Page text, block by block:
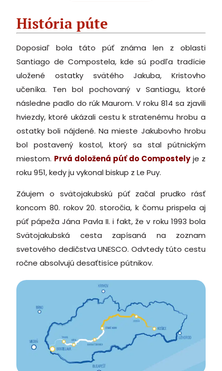
História púte
Doposiaľ bola táto púť známa len z oblasti
Santiago de Compostela, kde sú podľa tradície
uložené ostatky svätého Jakuba, Kristovho
učeníka. Ten bol pochovaný v Santiagu, ktoré
následne padlo do rúk Maurom. V roku 814 sa zjavili
hviezdy, ktoré ukázali cestu k stratenému hrobu a
ostatky boli nájdené. Na mieste Jakubovho hrobu
bol postavený kostol, ktorý sa stal pútnickým
miestom. Prvá doložená púť do Compostelyje z
roku 951, kedy ju vykonal biskup z Le Puy.
Záujem o svätojakubskú púť začal prudko rásť
koncom 80. rokov 20. storočia, k čomu prispela aj
púť pápeža Jána Pavla II. i fakt, že v roku 1993 bola
Svätojakubská cesta zapísaná na zoznam
svetového dedičstva UNESCO. Odvtedy túto cestu
ročne absolvujú desaťtisíce pútnikov.